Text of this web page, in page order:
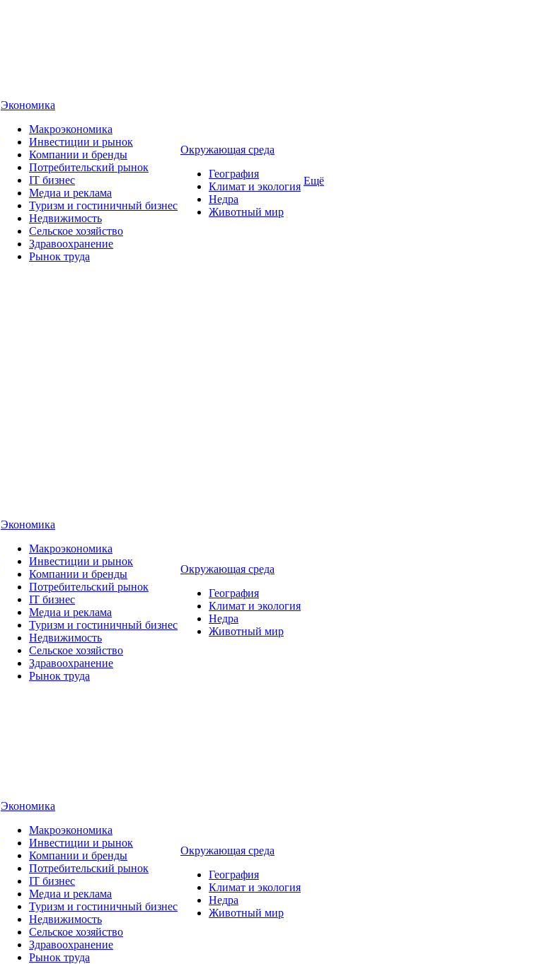
Экономика
Макроэкономика
Инвестиции и рынок
Компании и бренды
Потребительский рынок
IT бизнес
Медиа и реклама
Туризм и гостиничный бизнес
Недвижимость
Сельское хозяйство
Здравоохранение
Рынок труда
Окружающая среда
География
Климат и экология
Недра
Животный мир
Ещё
Экономика
Макроэкономика
Инвестиции и рынок
Компании и бренды
Потребительский рынок
IT бизнес
Медиа и реклама
Туризм и гостиничный бизнес
Недвижимость
Сельское хозяйство
Здравоохранение
Рынок труда
Окружающая среда
География
Климат и экология
Недра
Животный мир
Экономика
Макроэкономика
Инвестиции и рынок
Компании и бренды
Потребительский рынок
IT бизнес
Медиа и реклама
Туризм и гостиничный бизнес
Недвижимость
Сельское хозяйство
Здравоохранение
Рынок труда
Окружающая среда
География
Климат и экология
Недра
Животный мир